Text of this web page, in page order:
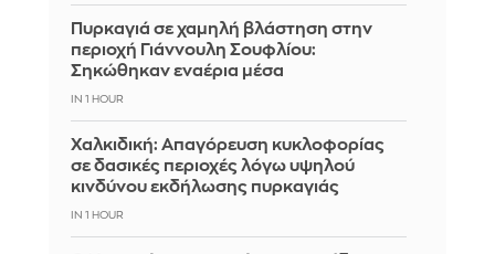
Πυρκαγιά σε χαμηλή βλάστηση στην
περιοχή Γιάννουλη Σουφλίου:
Σηκώθηκαν εναέρια μέσα
IN 1 HOUR
Χαλκιδική: Απαγόρευση κυκλοφορίας
σε δασικές περιοχές λόγω υψηλού
κινδύνου εκδήλωσης πυρκαγιάς
IN 1 HOUR